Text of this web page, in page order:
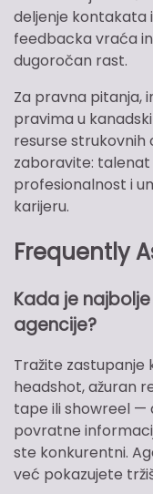
deljenje kontakata
feedbacka vraća
dugoročan rast.
Za pravna pitanja,
pravima u
resurse strukovnih
zaboravite: talenat
profesionalnost i
karijeru.
Frequently
Kada je
agencije?
Tražite
headshot, ažuran
tape ili showreel —
povratne
ste konkurentni.
već pokazujete